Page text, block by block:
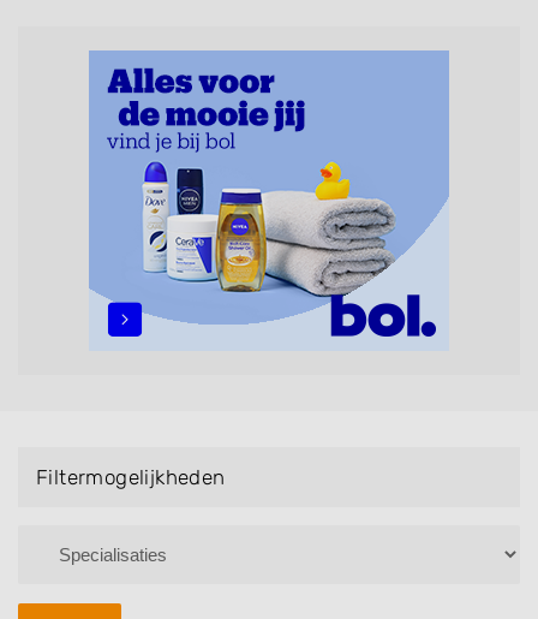
French Manicure, Acrylnagels, Gelnagels, Nailart,
Parrafinebehandeling, 3D Nailart, Bruidsnagels en
Handmassage. U kunt de zoekresultaten filteren met
behulp van de specialisatie filter en u vindt
zoekresultaten in iedere wijk (noord, oost, zuid, west
en het centrum) van Barneveld.
Filtermogelijkheden